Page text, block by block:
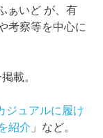
ぁいど が、有
考察等を中心に
載。
ジュアルに履け
紹介 」など。